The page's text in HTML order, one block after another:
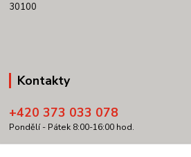
30100
Kontakty
+420 373 033 078
Pondělí - Pátek 8:00-16:00 hod.